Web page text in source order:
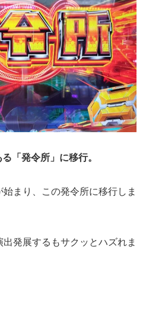
「発令所」に移行。
まり、この発令所に移行しま
発展するもサクッとハズれま